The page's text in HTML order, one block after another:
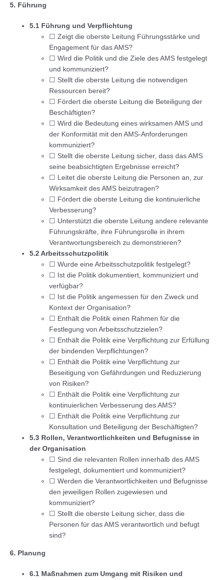
5. Führung
5.1 Führung und Verpflichtung
☐ Zeigt die oberste Leitung Führungsstärke und
Engagement für das AMS?
☐ Wird die Politik und die Ziele des AMS festgelegt
und kommuniziert?
☐ Stellt die oberste Leitung die notwendigen
Ressourcen bereit?
☐ Fördert die oberste Leitung die Beteiligung der
Beschäftigten?
☐ Wird die Bedeutung eines wirksamen AMS und
der Konformität mit den AMS-Anforderungen
kommuniziert?
☐ Stellt die oberste Leitung sicher, dass das AMS
seine beabsichtigten Ergebnisse erreicht?
☐ Leitet die oberste Leitung die Personen an, zur
Wirksamkeit des AMS beizutragen?
☐ Fördert die oberste Leitung die kontinuierliche
Verbesserung?
☐ Unterstützt die oberste Leitung andere relevante
Führungskräfte, ihre Führungsrolle in ihrem
Verantwortungsbereich zu demonstrieren?
5.2 Arbeitsschutzpolitik
☐ Wurde eine Arbeitsschutzpolitik festgelegt?
☐ Ist die Politik dokumentiert, kommuniziert und
verfügbar?
☐ Ist die Politik angemessen für den Zweck und
Kontext der Organisation?
☐ Enthält die Politik einen Rahmen für die
Festlegung von Arbeitsschutzzielen?
☐ Enthält die Politik eine Verpflichtung zur Erfüllung
der bindenden Verpflichtungen?
☐ Enthält die Politik eine Verpflichtung zur
Beseitigung von Gefährdungen und Reduzierung
von Risiken?
☐ Enthält die Politik eine Verpflichtung zur
kontinuierlichen Verbesserung des AMS?
☐ Enthält die Politik eine Verpflichtung zur
Konsultation und Beteiligung der Beschäftigten?
5.3 Rollen, Verantwortlichkeiten und Befugnisse in
der Organisation
☐ Sind die relevanten Rollen innerhalb des AMS
festgelegt, dokumentiert und kommuniziert?
☐ Werden die Verantwortlichkeiten und Befugnisse
den jeweiligen Rollen zugewiesen und
kommuniziert?
☐ Stellt die oberste Leitung sicher, dass die
Personen für das AMS verantwortlich und befugt
sind?
6. Planung
6.1 Maßnahmen zum Umgang mit Risiken und